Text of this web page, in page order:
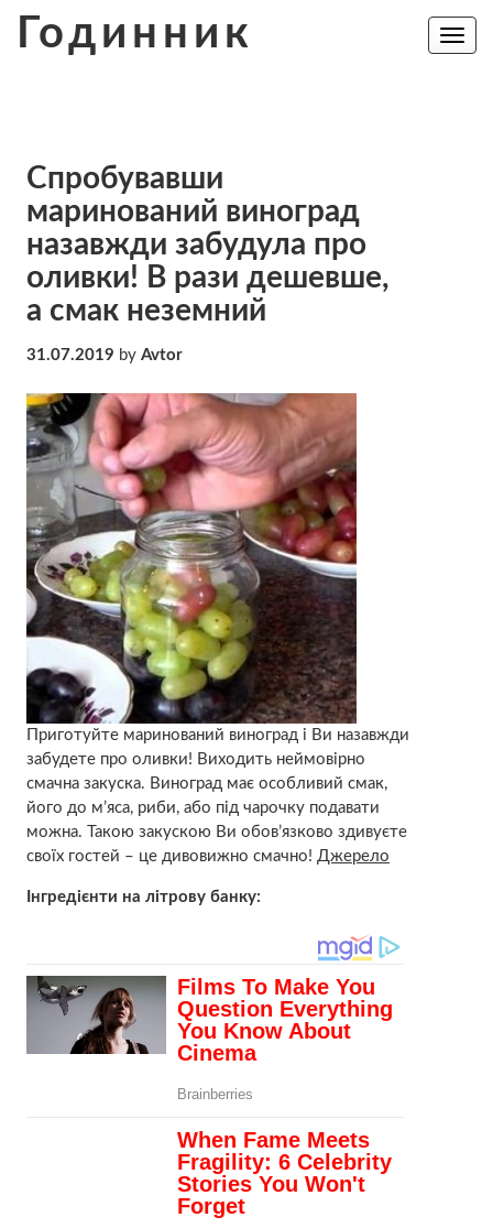
Годинник
Toggle
Спробувавши
маринований виноград
назавжди забудула про
оливки! В рази дешевше,
а смак неземний
31.07.2019 by Avtor
Приготуйте маринований виноград і Ви назавжди
забудете про оливки! Виходить неймовірно
смачна закуска. Виноград має особливий смак,
його до м’яса, риби, або під чарочку подавати
можна. Такою закускою Ви обов’язково здивуєте
своїх гостей – це дивовижно смачно! Джерело
Інгредієнти на літрову банку: